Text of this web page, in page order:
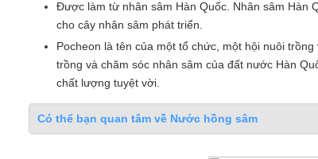
Được làm từ nhân sâm Hàn Quốc. Nhân sâm Hàn
cho cây nhân sâm phát triển.
Pocheon là tên của một tổ chức, một hội nuôi
trồng và chăm sóc nhân sâm của đất nước Hàn
chất lượng tuyệt vời.
Có thể bạn quan tâm về Nước hồng sâm